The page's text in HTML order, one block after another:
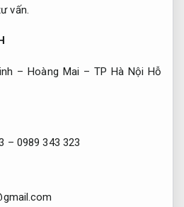
vấn.
– Hoàng Mai – TP Hà Nội Hỗ
– 0989 343 323